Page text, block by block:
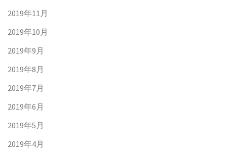
2019年11月
2019年10月
2019年9月
2019年8月
2019年7月
2019年6月
2019年5月
2019年4月